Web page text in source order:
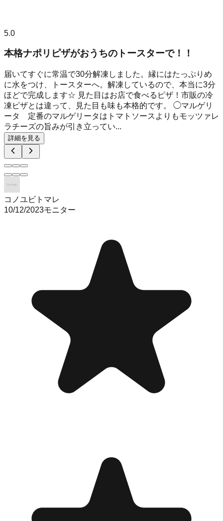
5.0
本格ナポリピザがおうちのトースターで！！
届いてすぐに常温で30分解凍しました。縁にはたっぷりめ
に水をつけ、トースターへ。解凍しているので、本当に3分
ほどで完成します☆ 見た目はお店で食べるピザ！市販の冷
凍ピザとは違って、見た目も味も本格的です。 ◯マルゲリ
ータ 定番のマルゲリータはトマトソースよりもモッツァレ
ラチーズの旨みが引き立ってい...
詳細を見る
コノユビトマレ
10/12/2023モニター